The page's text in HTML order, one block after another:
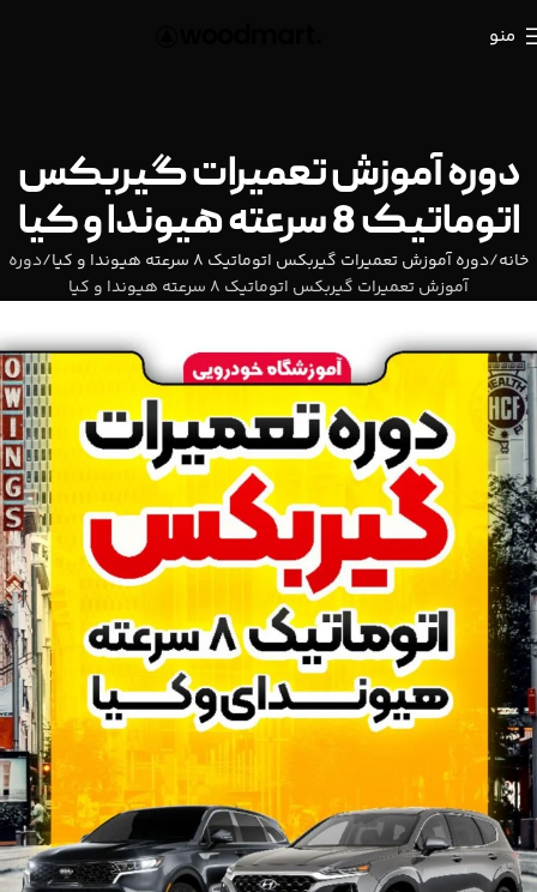
منو
دوره آموزش تعمیرات گیربکس
اتوماتیک 8 سرعته هیوندا و کیا
خانه دوره آموزش تعمیرات گیربکس اتوماتیک 8 سرعته هیوندا و کیا
دوره
آموزش تعمیرات گیربکس اتوماتیک 8 سرعته هیوندا و کیا